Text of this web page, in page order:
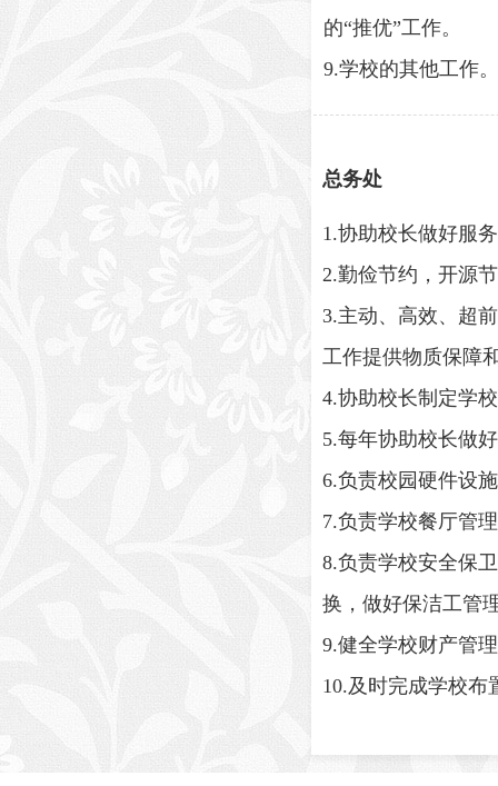
的“推优”工作。
9.学校的其他工作。
总务处
1.协助校长做好服
2.勤俭节约，开源
3.主动、高效、超
工作提供物质保障
4.协助校长制定学
5.每年协助校长做
6.负责校园硬件设
7.负责学校餐厅管
8.负责学校安全保
换，做好保洁工管
9.健全学校财产管
10.及时完成学校布